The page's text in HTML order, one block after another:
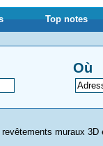
Top notes
Où
muraux 3D